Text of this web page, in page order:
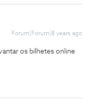
Forum|Forum|8 years ago
os bilhetes online